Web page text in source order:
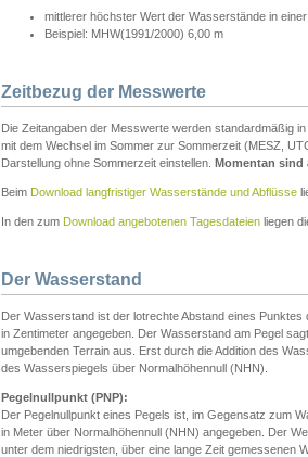
mittlerer höchster Wert der Wasserstände in
Beispiel: MHW(1991/2000) 6,00 m
Zeitbezug der Messwerte
Die Zeitangaben der Messwerte werden standardmäßig
mit dem Wechsel im Sommer zur Sommerzeit (MESZ,
Darstellung ohne Sommerzeit einstellen. Momentan sind
Beim Download langfristiger Wasserstände und Abflüsse
In den zum Download angebotenen Tagesdateien liegen
Der Wasserstand
Der Wasserstand ist der lotrechte Abstand eines
in Zentimeter angegeben. Der Wasserstand am Pegel
umgebenden Terrain aus. Erst durch die Addition des
des Wasserspiegels über Normalhöhennull (NHN).
Pegelnullpunkt (PNP):
Der Pegelnullpunkt eines Pegels ist, im Gegensatz zum
in Meter über Normalhöhennull (NHN) angegeben. Der
unter dem niedrigsten, über eine lange Zeit gemessenen